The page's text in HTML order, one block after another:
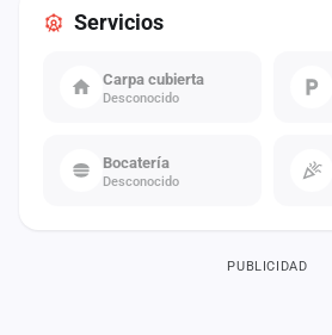
Servicios
Carpa cubierta
Desconocido
Bocatería
Desconocido
PUBLICIDAD